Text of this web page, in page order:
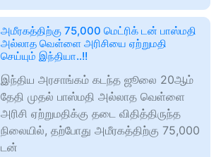
அமீரகத்திற்கு 75,000 மெட்ரிக் டன் பாஸ்மதி
அல்லாத வெள்ளை அரிசியை ஏற்றுமதி
செய்யும் இந்தியா..!!
இந்திய அரசாங்கம் கடந்த ஜூலை 20ஆம்
தேதி முதல் பாஸ்மதி அல்லாத வெள்ளை
அரிசி ஏற்றுமதிக்கு தடை விதித்திருந்த
நிலையில், தற்போது அமீரகத்திற்கு 75,000
டன்